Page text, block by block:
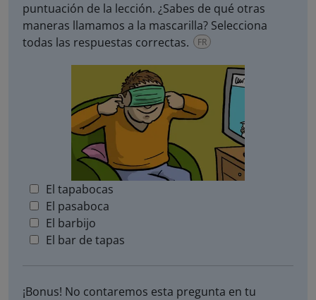
puntuación de la lección. ¿Sabes de qué otras
maneras llamamos a la mascarilla? Selecciona
todas las respuestas correctas.
FR
El tapabocas
El pasaboca
El barbijo
El bar de tapas
¡Bonus! No contaremos esta pregunta en tu